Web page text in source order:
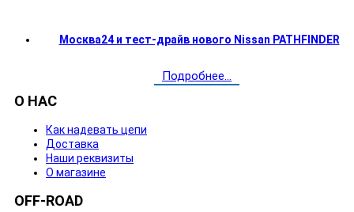
Москва24 и тест-драйв нового Nissan PATHFINDER
Подробнее...
О НАС
Как надевать цепи
Доставка
Наши реквизиты
О магазине
OFF-ROAD